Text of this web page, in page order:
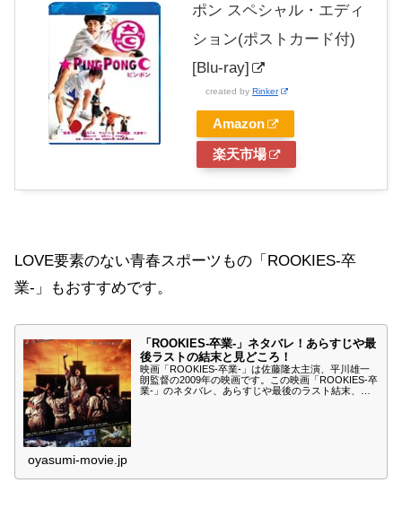
ポン スペシャル・エディ
ション(ポストカード付)
[Blu-ray]
created by Rinker
Amazon
楽天市場
LOVE要素のない青春スポーツもの「ROOKIES-卒
業-」もおすすめです。
「ROOKIES-卒業-」ネタバレ！あらすじや最
後ラストの結末と見どころ！
映画「ROOKIES-卒業-」は佐藤隆太主演、平川雄一
朗監督の2009年の映画です。この映画「ROOKIES-卒
業-」のネタバレ、あらすじや最後のラスト結末、見
oyasumi-movie.jp